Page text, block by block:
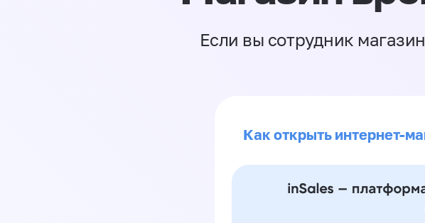
Если вы сотрудник
Как открыть интернет-